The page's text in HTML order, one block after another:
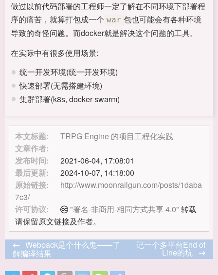
做过以前代码部署的工程师一定了解在不同环境下部署程
序的痛苦，就算打包成一个 war 包也可能会有各种环境
导致的奇怪问题。而docker就是解决这个问题的工具。
在实际中有很多使用场景:
统一开发环境(统一开发环境)
快速部署(无需搭建环境)
集群部署(k8s, docker swarm)
本文标题:
TRPG Engine 的项目工程化实践
文章作者:
发布时间:
2021-06-04, 17:08:01
最后更新:
2024-10-07, 14:18:00
原始链接:
http://www.moonrailgun.com/posts/1daba
7c3/
许可协议:
"署名-非商用-相同方式共享 4.0" 转载
请保留原文链接及作者。
Webpack是个什么鬼——了
解编译结果
记一个多平台End of
Line的坑